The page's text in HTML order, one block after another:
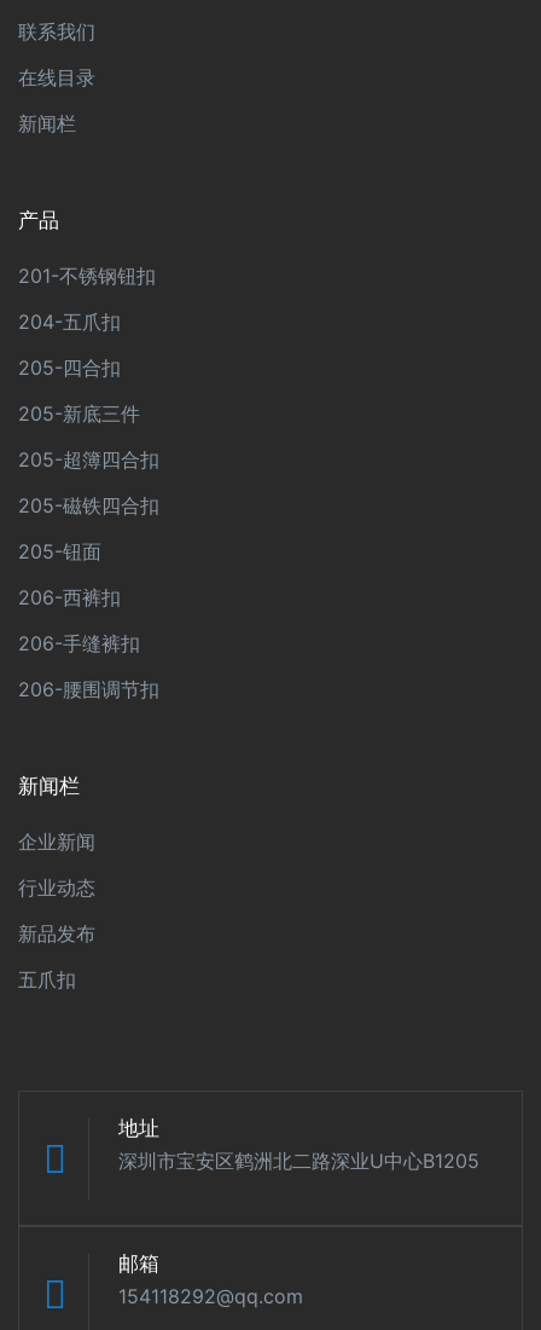
联系我们
在线目录
新闻栏
产品
201-不锈钢钮扣
204-五爪扣
205-四合扣
205-新底三件
205-超簿四合扣
205-磁铁四合扣
205-钮面
206-西裤扣
206-手缝裤扣
206-腰围调节扣
新闻栏
企业新闻
行业动态
新品发布
五爪扣
地址
深圳市宝安区鹤洲北二路深业U中心B1205
邮箱
154118292@qq.com